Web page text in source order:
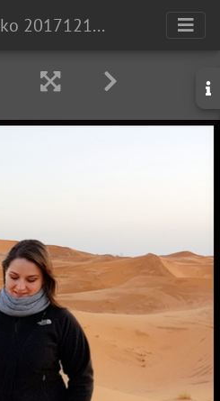
Maroko 20171213 171140